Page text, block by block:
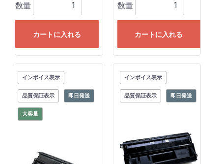
数量
カートに入れる
数量
カートに入れる
インボイス表示
品質保証表示 即日発送
大容量
インボイス表示
品質保証表示 即日発送